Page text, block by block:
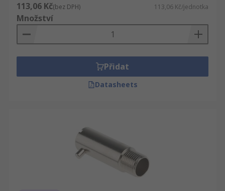
113,06 Kč(bez DPH) 113,06 Kč/jednotka
Množství
Přidat
Datasheets